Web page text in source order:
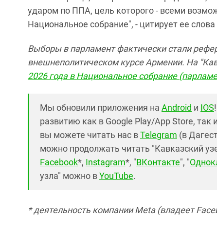
ударом по ППА, цель которого - всеми
Национальное собрание", - цитирует ее
Выборы в парламент фактически стали
внешнеполитическом курсе Армении. На
2026 года в Национальное собрание
Мы обновили приложения на Android и IOS
развитию как в Google Play/App Store, так
вы можете читать нас вTelegram (в
можно продолжать читать "Кавказский
Facebook*, Instagram*, "ВКонтакте", "
узла" можно вYouTube.
* деятельность компании Meta (владеет